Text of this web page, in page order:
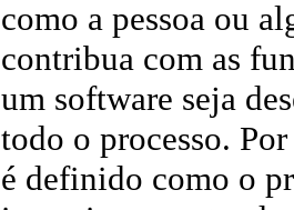
como a pessoa ou
contribua com as
um software seja
todo o processo.
é definido como o